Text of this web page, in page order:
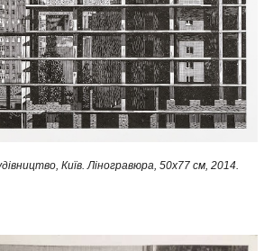
Київ. Ліногравюра, 50х77 см, 2014.​